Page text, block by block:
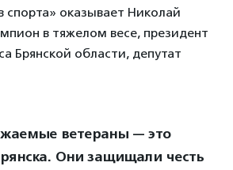
спорта» оказывает Николай
в тяжелом весе, президент
Брянской области, депутат
ветераны — это
Они защищали честь